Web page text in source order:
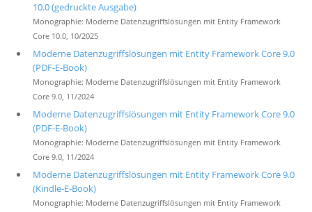
10.0 (gedruckte Ausgabe)
Monographie: Moderne Datenzugriffslösungen mit Entity Framework
Core 10.0, 10/2025
Moderne Datenzugriffslösungen mit Entity Framework Core 9.0
(PDF-E-Book)
Monographie: Moderne Datenzugriffslösungen mit Entity Framework
Core 9.0, 11/2024
Moderne Datenzugriffslösungen mit Entity Framework Core 9.0
(PDF-E-Book)
Monographie: Moderne Datenzugriffslösungen mit Entity Framework
Core 9.0, 11/2024
Moderne Datenzugriffslösungen mit Entity Framework Core 9.0
(Kindle-E-Book)
Monographie: Moderne Datenzugriffslösungen mit Entity Framework